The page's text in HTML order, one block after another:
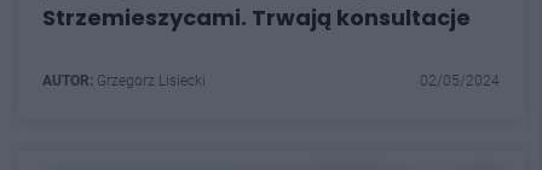
Strzemieszycami. Trwają konsultacje
AUTOR: Grzegorz Lisiecki 02/05/2024